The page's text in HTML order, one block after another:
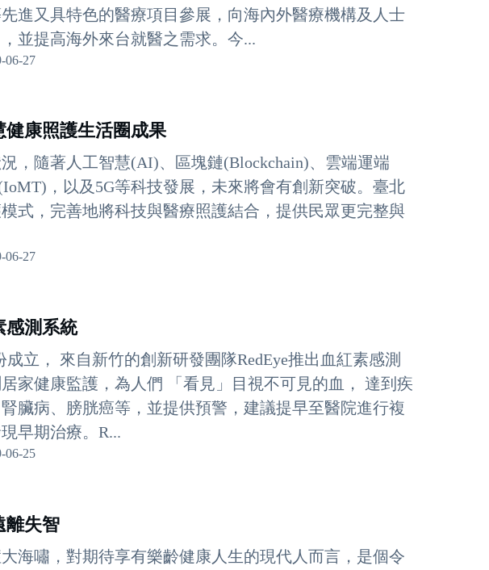
進又具特色的醫療項目參展，向海內外醫療機構及人士
並提高海外來台就醫之需求。今...
06-27
康照護生活圈成果
，隨著人工智慧(AI)、區塊鏈(Blockchain)、雲端運端
，以及5G等科技發展，未來將會有創新突破。臺北
式，完善地將科技與醫療照護結合，提供民眾更完整與
06-27
感測系統
成立， 來自新竹的創新研發團隊RedEye推出血紅素感測
家健康監護，為人們 「看見」目視不可見的血， 達到疾
臟病、膀胱癌等，並提供預警，建議提早至醫院進行複
早期治療。R...
06-25
失智
海嘯，對期待享有樂齡健康人生的現代人而言，是個令